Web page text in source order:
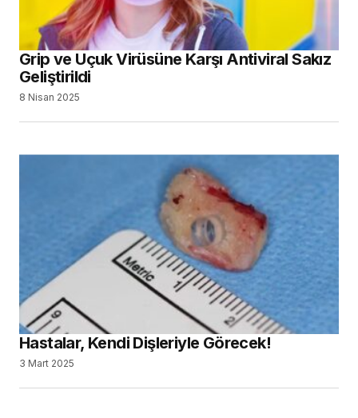
Grip ve Uçuk Virüsüne Karşı Antiviral Sakız
Geliştirildi
8 Nisan 2025
Hastalar, Kendi Dişleriyle Görecek!
3 Mart 2025